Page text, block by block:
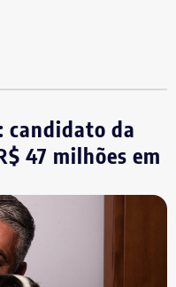
candidato da
47 milhões em